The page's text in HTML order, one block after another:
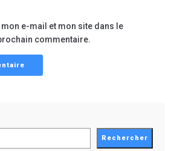
e-mail et mon site dans le
commentaire.
Rechercher